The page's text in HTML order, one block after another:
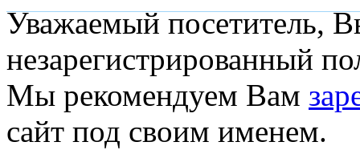
Уважаемый посетитель,
незарегистрированный
Мы рекомендуем Вам
сайт под своим именем.